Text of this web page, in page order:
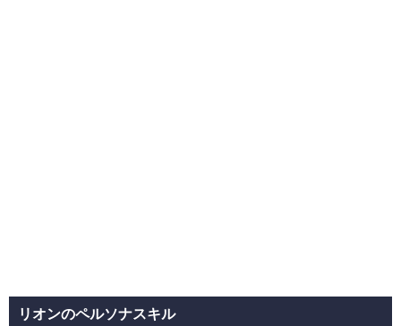
リオンのペルソナスキル